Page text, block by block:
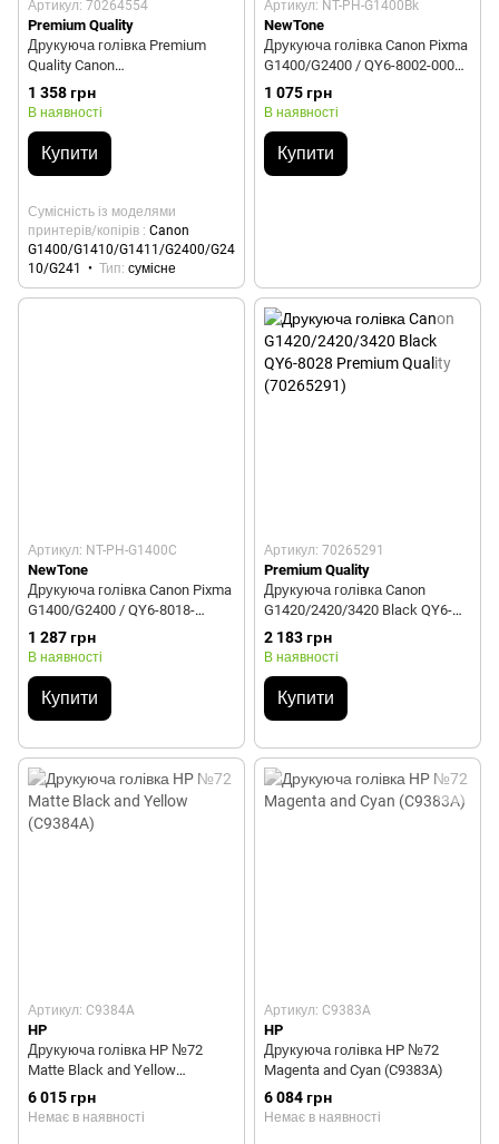
Артикул: 70264554
Premium Quality
Друкуюча голівка Premium
Quality Canon
G1400/G1410/G1411/G2400/G2
410 CMY QY6-8006/QY6-8018
1 358 грн
В наявності
Купити
Сумісність із моделями
принтерів/копірів
Canon
G1400/G1410/G1411/G2400/G24
10/G241
Тип сумісне
Артикул: NT-PH-G1400Bk
NewTone
Друкуюча голівка Canon Pixma
G1400/G2400 / QY6-8002-000
Black NewTone (NT-PH-
G1400Bk)
1 075 грн
В наявності
Купити
Артикул: NT-PH-G1400C
NewTone
Друкуюча голівка Canon Pixma
G1400/G2400 / QY6-8018-
000000 Color NewTone (NT-PH-
G1400C)
1 287 грн
В наявності
Купити
Артикул: 70265291
Premium Quality
Друкуюча голівка Canon
G1420/2420/3420 Black QY6-
8028 Premium Quality
(70265291)
2 183 грн
В наявності
Купити
Артикул: C9384A
HP
Друкуюча голівка HP №72
Matte Black and Yellow
(C9384A)
6 015 грн
Немає в наявності
Артикул: C9383A
HP
Друкуюча голівка HP №72
Magenta and Cyan (C9383A)
6 084 грн
Немає в наявності